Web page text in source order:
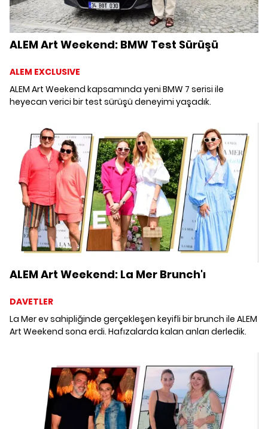
ALEM Art Weekend: BMW Test Sürüşü
ALEM EXCLUSIVE
ALEM Art Weekend kapsamında yeni BMW 7 serisi ile
heyecan verici bir test sürüşü deneyimi yaşadık.
ALEM Art Weekend: La Mer Brunch'ı
DAVETLER
La Mer ev sahipliğinde gerçekleşen keyifli bir brunch ile ALEM
Art Weekend sona erdi. Hafızalarda kalan anları derledik.